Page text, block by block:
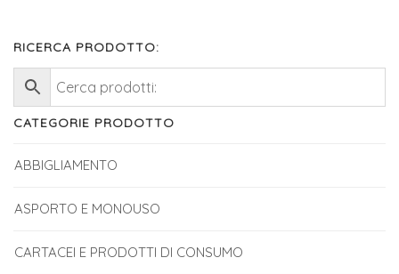
RICERCA PRODOTTO:
CATEGORIE PRODOTTO
ABBIGLIAMENTO
ASPORTO E MONOUSO
CARTACEI E PRODOTTI DI CONSUMO